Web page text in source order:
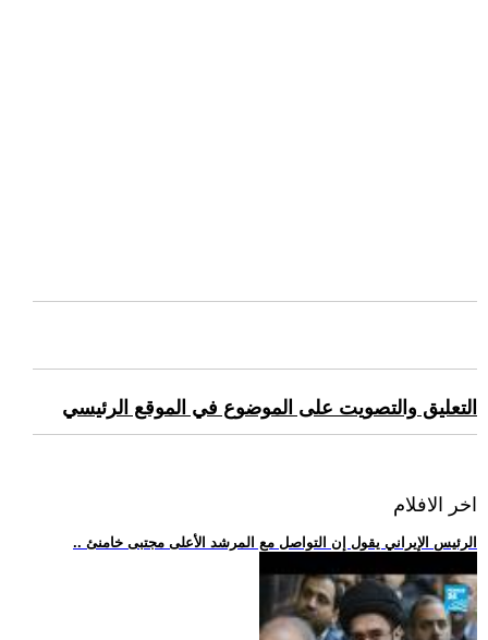
التعليق والتصويت على الموضوع في الموقع الرئيسي
اخر الافلام
.. الرئيس الإيراني يقول إن التواصل مع المرشد الأعلى مجتبى خامنئ